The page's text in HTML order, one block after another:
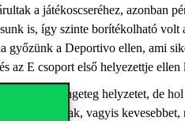
a játékoscseréhez, azonban
is, így szinte borítékolható volt
győzünk a Deportivo ellen, ami
az E csoport első helyezettje ellen
ki rengeteg helyzetet, de
gólt kaptak, vagyis